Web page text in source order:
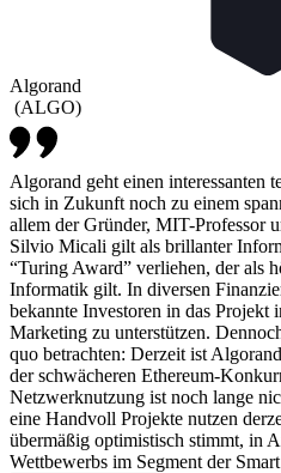
Algorand
(ALGO)
Algorand geht einen interessanten
sich in Zukunft noch zu einem
allem der Gründer, MIT-Professor
Silvio Micali gilt als brillanter
“Turing Award” verliehen, der als
Informatik gilt. In diversen
bekannte Investoren in das
Marketing zu unterstützen.
quo betrachten: Derzeit ist
der schwächeren Ethereum-
Netzwerknutzung ist noch lange
eine Handvoll Projekte nutzen
übermäßig optimistisch stimmt, in
Wettbewerbs im Segment der